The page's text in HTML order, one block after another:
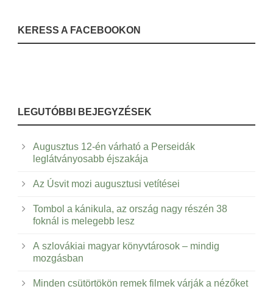
KERESS A FACEBOOKON
LEGUTÓBBI BEJEGYZÉSEK
Augusztus 12-én várható a Perseidák
leglátványosabb éjszakája
Az Úsvit mozi augusztusi vetítései
Tombol a kánikula, az ország nagy részén 38
foknál is melegebb lesz
A szlovákiai magyar könyvtárosok – mindig
mozgásban
Minden csütörtökön remek filmek várják a nézőket